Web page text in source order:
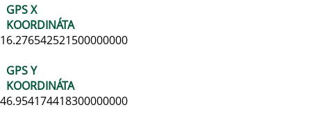
GPS X
KOORDINÁTA
16.276542521500000000
GPS Y
KOORDINÁTA
46.954174418300000000